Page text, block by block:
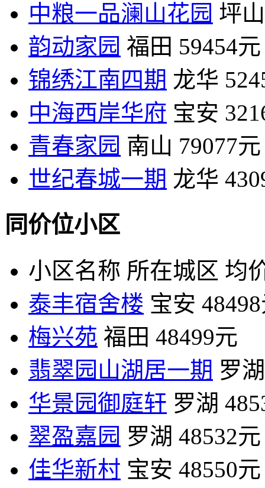
中粮一品澜山花园 坪山
韵动家园 福田 59454元
锦绣江南四期 龙华
中海西岸华府 宝安
青春家园 南山 79077元
世纪春城一期 龙华
同价位小区
小区名称 所在城区 均
泰丰宿舍楼 宝安
梅兴苑 福田 48499元
翡翠园山湖居一期 罗湖
华景园御庭轩 罗湖
翠盈嘉园 罗湖 48532元
佳华新村 宝安 48550元